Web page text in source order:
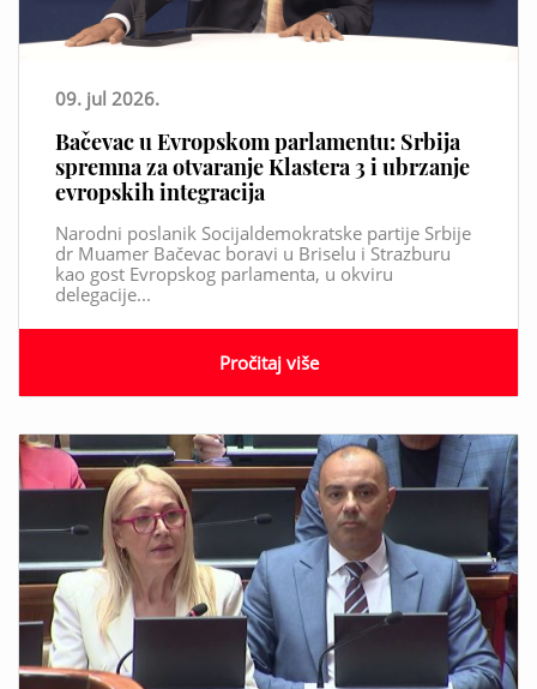
09. jul 2026.
Bačevac u Evropskom parlamentu: Srbija
spremna za otvaranje Klastera 3 i ubrzanje
evropskih integracija
Narodni poslanik Socijaldemokratske partije Srbije
dr Muamer Bačevac boravi u Briselu i Strazburu
kao gost Evropskog parlamenta, u okviru
delegacije...
Pročitaj više